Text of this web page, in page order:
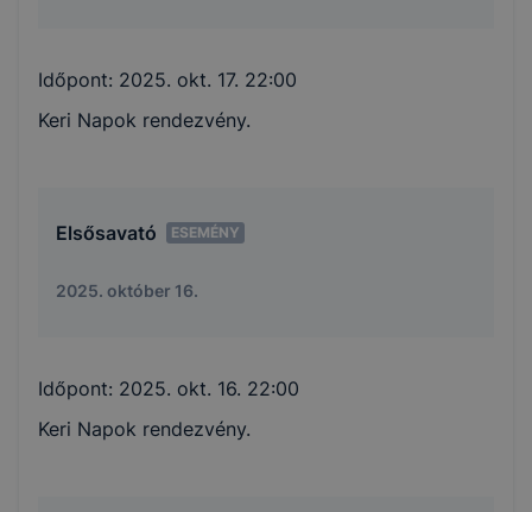
Időpont: 2025. okt. 17. 22:00
Keri Napok rendezvény.
Elsősavató ESEMÉNY
2025. október 16.
Időpont: 2025. okt. 16. 22:00
Keri Napok rendezvény.